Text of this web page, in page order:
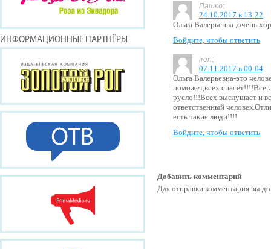
ИНФОРМАЦИОННЫЕ ПАРТНЁРЫ
Пашко:
24.10.2017 в 13:22
Ольга Валерьенва ,очень
Войдите, чтобы ответить
iren:
07.11.2017 в 00:04
Ольга Валерьевна-это
поможет,всех
русло!!!Всех выслушает и
ответственный
есть такие люди!!!!
Войдите, чтобы ответить
Добавить комментарий
Для отправки комментария вы